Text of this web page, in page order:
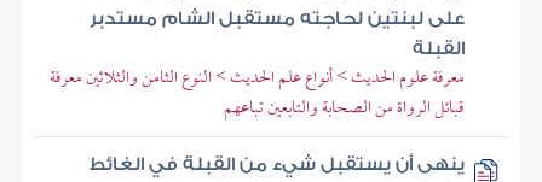
على لبنتين لحاجته مستقبل الشام مستدبر
القبلة
معرفة علوم الحديث > أنواع علم الحديث > النوع الثامن والثلاثين معرفة
قبائل الرواة من الصحابة والتابعين تباعهم
ينهى أن يستقبل شيء من القبلة في الغائط